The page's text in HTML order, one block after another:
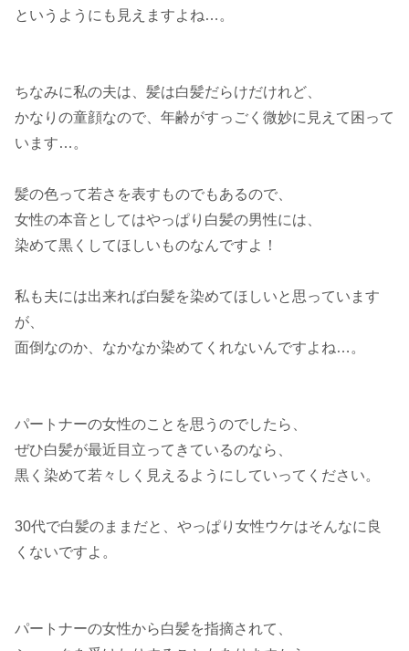
というようにも見えますよね…。
ちなみに私の夫は、髪は白髪だらけだけれど、
かなりの童顔なので、年齢がすっごく微妙に見えて困って
います…。
髪の色って若さを表すものでもあるので、
女性の本音としてはやっぱり白髪の男性には、
染めて黒くしてほしいものなんですよ！
私も夫には出来れば白髪を染めてほしいと思っています
が、
面倒なのか、なかなか染めてくれないんですよね…。
パートナーの女性のことを思うのでしたら、
ぜひ白髪が最近目立ってきているのなら、
黒く染めて若々しく見えるようにしていってください。
30代で白髪のままだと、やっぱり女性ウケはそんなに良
くないですよ。
パートナーの女性から白髪を指摘されて、